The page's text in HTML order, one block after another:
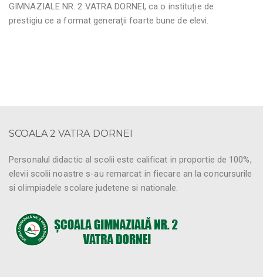
GIMNAZIALE NR. 2 VATRA DORNEI, ca o instituție de
prestigiu ce a format generații foarte bune de elevi.
SCOALA 2 VATRA DORNEI
Personalul didactic al scolii este calificat in proportie de 100%,
elevii scolii noastre s-au remarcat in fiecare an la concursurile
si olimpiadele scolare judetene si nationale.